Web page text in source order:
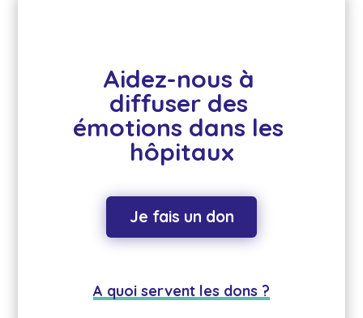
Aidez-nous à
diffuser des
émotions dans les
hôpitaux
Je fais un don
A quoi servent les dons ?